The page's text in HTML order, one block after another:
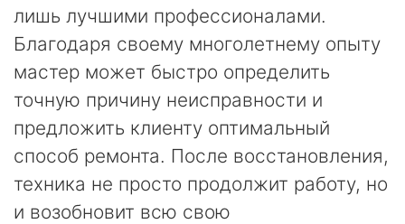
лишь лучшими профессионалами.
Благодаря своему многолетнему опыту
мастер может быстро определить
точную причину неисправности и
предложить клиенту оптимальный
способ ремонта. После восстановления,
техника не просто продолжит работу, но
и возобновит всю свою